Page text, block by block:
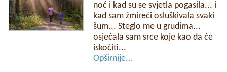
noć i kad su se svjetla pogasila... i
kad sam žmireći osluškivala svaki
šum... Steglo me u grudima...
osjećala sam srce koje kao da će
iskočiti...
Opširnije...